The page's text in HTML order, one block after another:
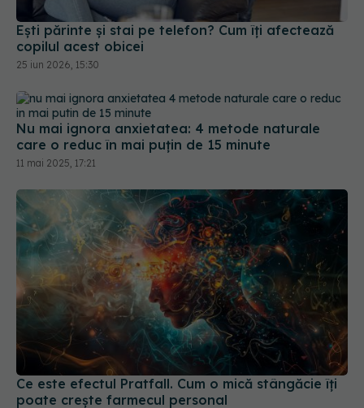
Ești părinte și stai pe telefon? Cum îți afectează
copilul acest obicei
25 iun 2026, 15:30
Nu mai ignora anxietatea: 4 metode naturale
care o reduc în mai puțin de 15 minute
11 mai 2025, 17:21
Ce este efectul Pratfall. Cum o mică stângăcie îți
poate crește farmecul personal